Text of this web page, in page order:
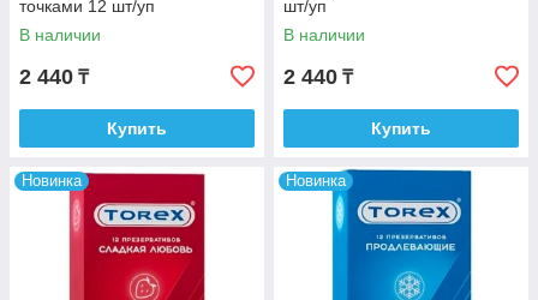
точками 12 шт/уп
В наличии
2 440 ₸
Купить
шт/уп
В наличии
2 440 ₸
Купить
Новинка Новинка